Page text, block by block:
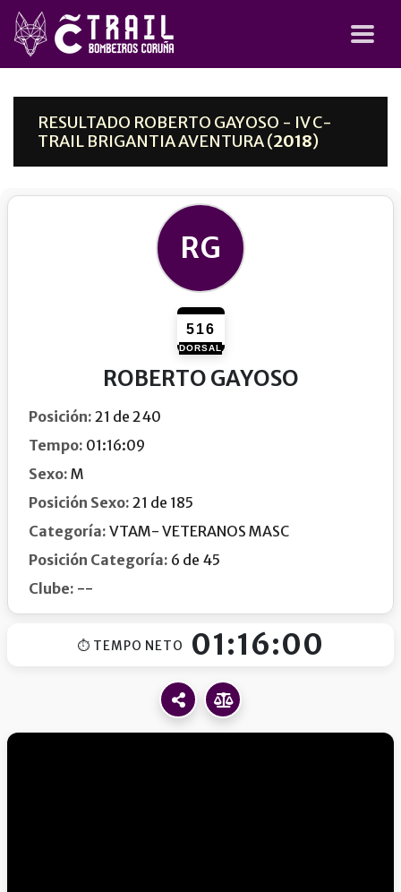
RESULTADO ROBERTO GAYOSO - IV C-
TRAIL BRIGANTIA AVENTURA (2018)
RG
516
DORSAL
ROBERTO GAYOSO
Posición: 21 de 240
Tempo: 01:16:09
Sexo: M
Posición Sexo: 21 de 185
Categoría: VTAM- VETERANOS MASC
Posición Categoría: 6 de 45
Clube: --
⏱ TEMPO NETO 01:16:00